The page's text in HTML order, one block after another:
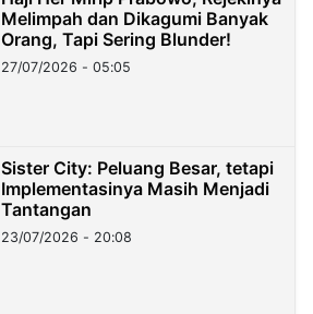
Melimpah dan Dikagumi Banyak
Orang, Tapi Sering Blunder!
27/07/2026 - 05:05
Sister City: Peluang Besar, tetapi
Implementasinya Masih Menjadi
Tantangan
23/07/2026 - 20:08